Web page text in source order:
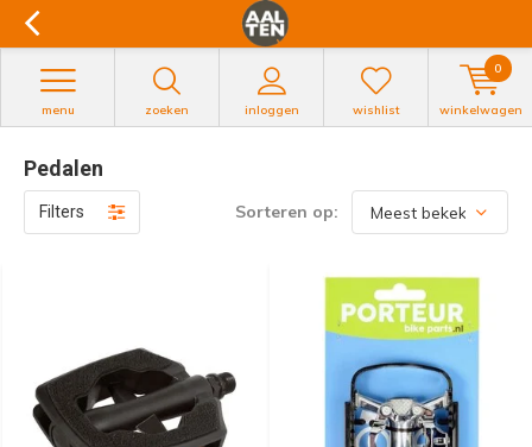
zoeken inloggen
menu wishlist winkelwagen
0
Pedalen
Filters Sorteren op: